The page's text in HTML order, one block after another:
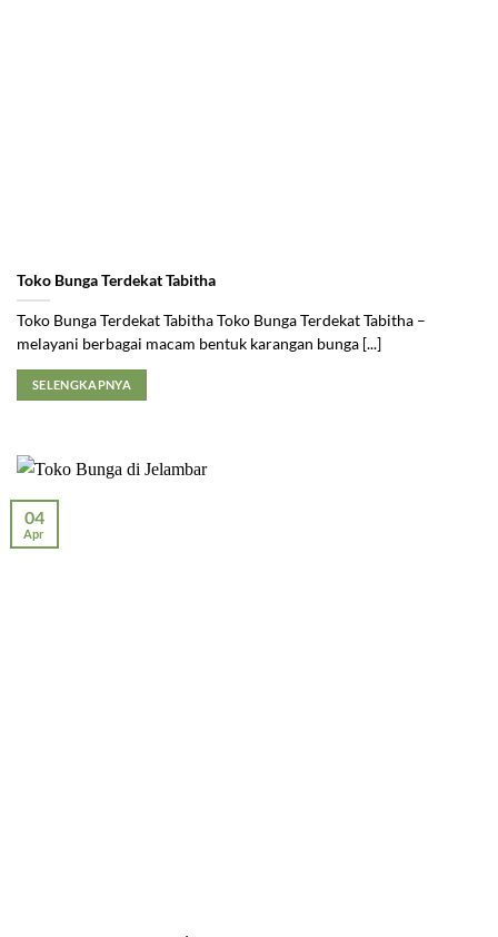
Toko Bunga Terdekat Tabitha
Toko Bunga Terdekat Tabitha Toko Bunga Terdekat Tabitha –
melayani berbagai macam bentuk karangan bunga [...]
SELENGKAPNYA
04
Apr